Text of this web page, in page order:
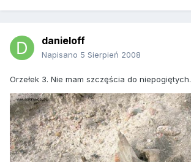
danieloff
Napisano 5 Sierpień 2008
Orzełek 3. Nie mam szczęścia do niepogiętych.